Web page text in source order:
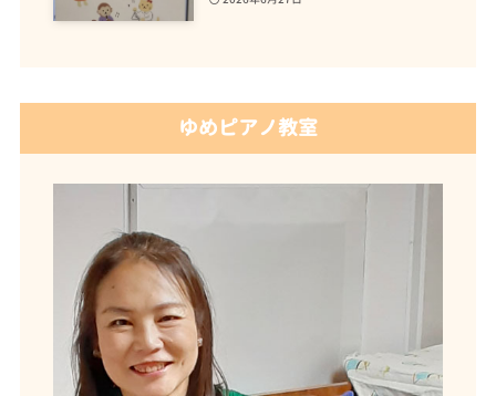
ゆめピアノ教室